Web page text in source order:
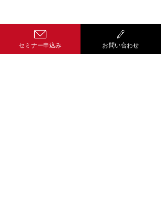
コメント
セミナー申込み お問い合わせ